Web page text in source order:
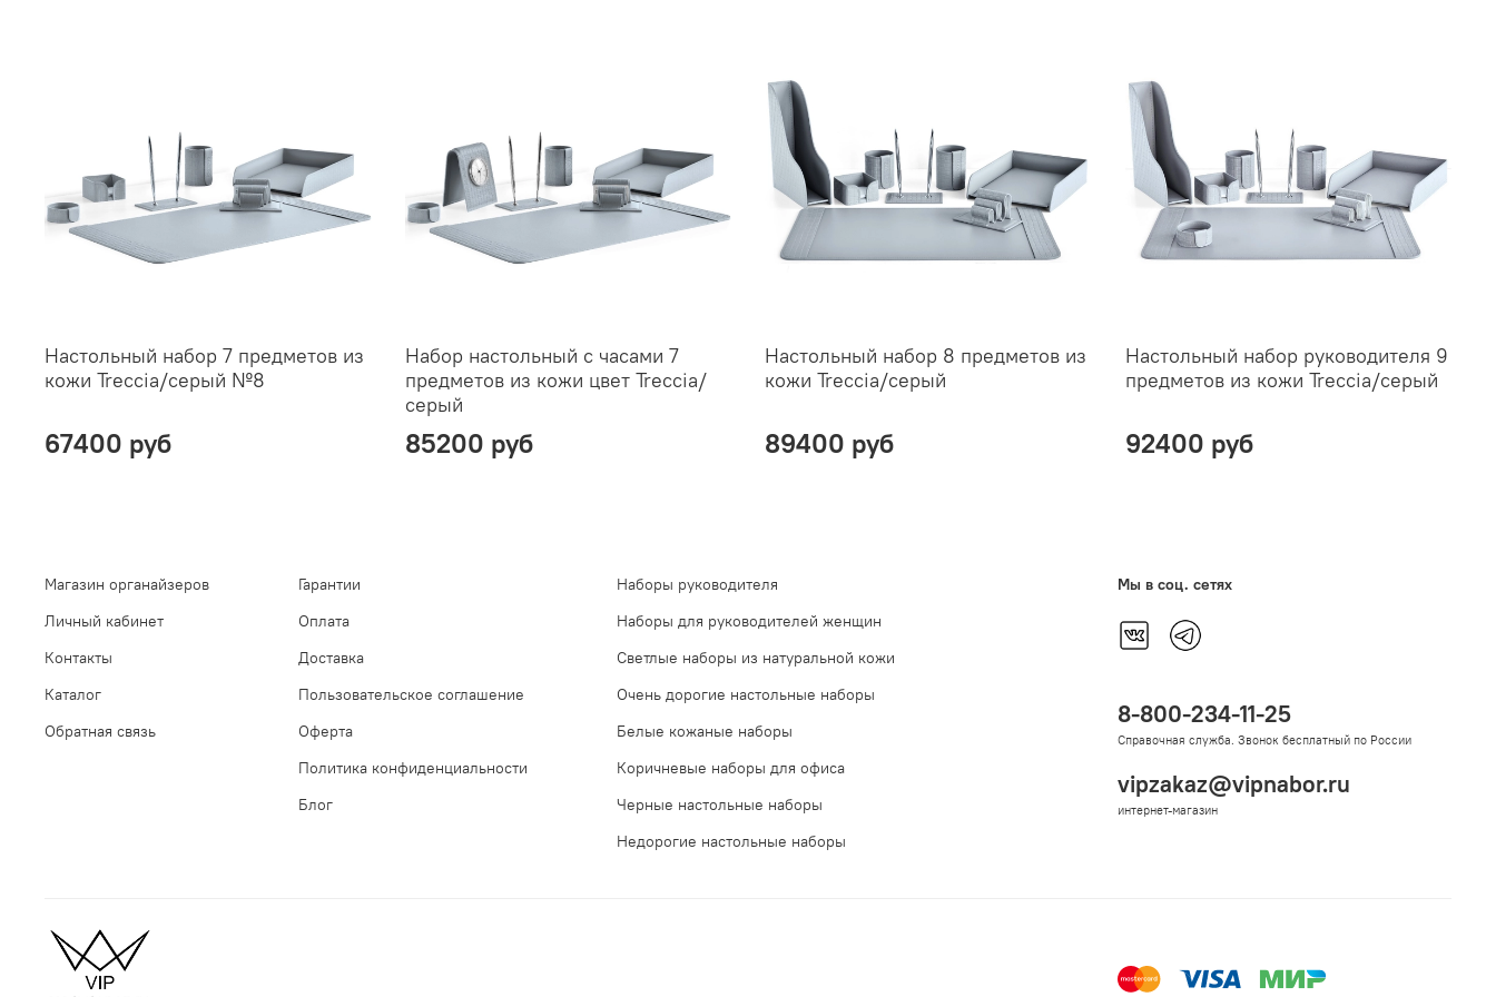
Настольный набор 7 предметов из
кожи Treccia/серый №8
67400 руб
Набор настольный с часами 7
предметов из кожи цвет Treccia/
серый
85200 руб
Настольный набор 8 предметов из
кожи Treccia/серый
89400 руб
Настольный набор руководителя 9
предметов из кожи Treccia/серый
92400 руб
Магазин органайзеров
Личный кабинет
Контакты
Каталог
Обратная связь
Гарантии
Оплата
Доставка
Пользовательское соглашение
Оферта
Политика конфиденциальности
Блог
Наборы руководителя
Наборы для руководителей женщин
Светлые наборы из натуральной кожи
Очень дорогие настольные наборы
Белые кожаные наборы
Коричневые наборы для офиса
Черные настольные наборы
Недорогие настольные наборы
Мы в соц. сетях
8-800-234-11-25
Справочная служба. Звонок бесплатный по России
vipzakaz@vipnabor.ru
интернет-магазин